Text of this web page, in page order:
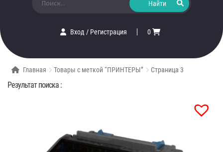
Вход/ Регистрация 0
Главная Товары с меткой “ПРИНТЕРЫ” Страница 3
Результат поиска :